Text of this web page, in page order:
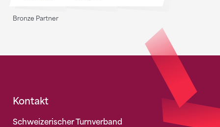
Bronze Partner
Fusszeile
Kontakt
Schweizerischer Turnverband